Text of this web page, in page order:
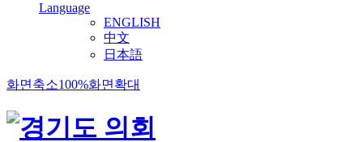
Language
ENGLISH
中文
日本語
화면축소100%화면확대